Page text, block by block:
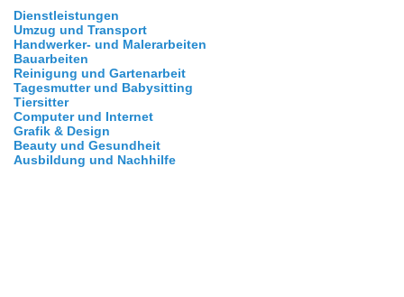
Dienstleistungen
Umzug und Transport
Handwerker- und Malerarbeiten
Bauarbeiten
Reinigung und Gartenarbeit
Tagesmutter und Babysitting
Tiersitter
Computer und Internet
Grafik & Design
Beauty und Gesundheit
Ausbildung und Nachhilfe